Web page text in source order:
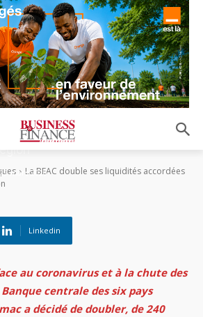
La BEAC double ses liquidités accordées
ses liquidités accordées aux
29 mars 2020
Linkedin
au coronavirus et à la chute des
centrale des six pays
a décidé de doubler, de 240